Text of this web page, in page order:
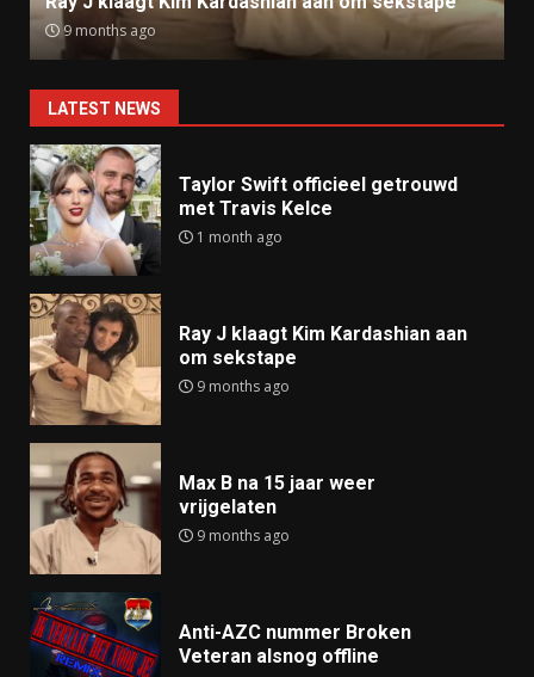
9 months ago
LATEST NEWS
Taylor Swift officieel getrouwd
met Travis Kelce
1 month ago
Ray J klaagt Kim Kardashian aan
om sekstape
9 months ago
Max B na 15 jaar weer
vrijgelaten
9 months ago
Anti-AZC nummer Broken
Veteran alsnog offline